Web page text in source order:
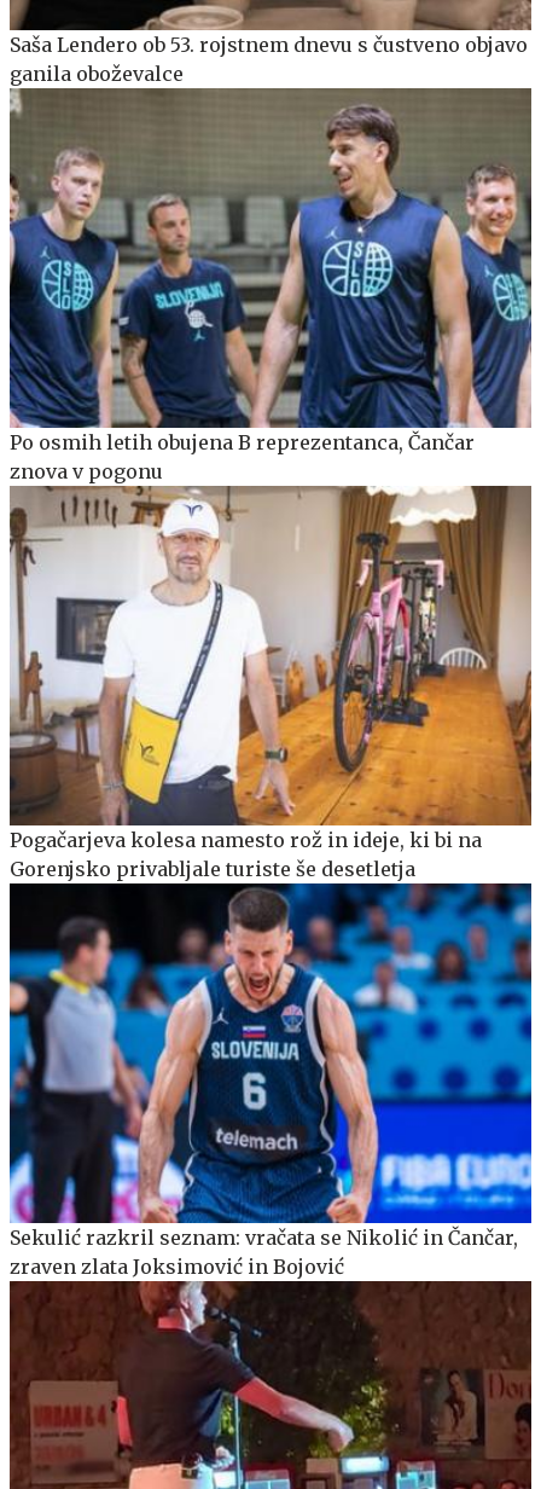
Saša Lendero ob 53. rojstnem dnevu s čustveno objavo
ganila oboževalce
Po osmih letih obujena B reprezentanca, Čančar
znova v pogonu
Pogačarjeva kolesa namesto rož in ideje, ki bi na
Gorenjsko privabljale turiste še desetletja
Sekulić razkril seznam: vračata se Nikolić in Čančar,
zraven zlata Joksimović in Bojović